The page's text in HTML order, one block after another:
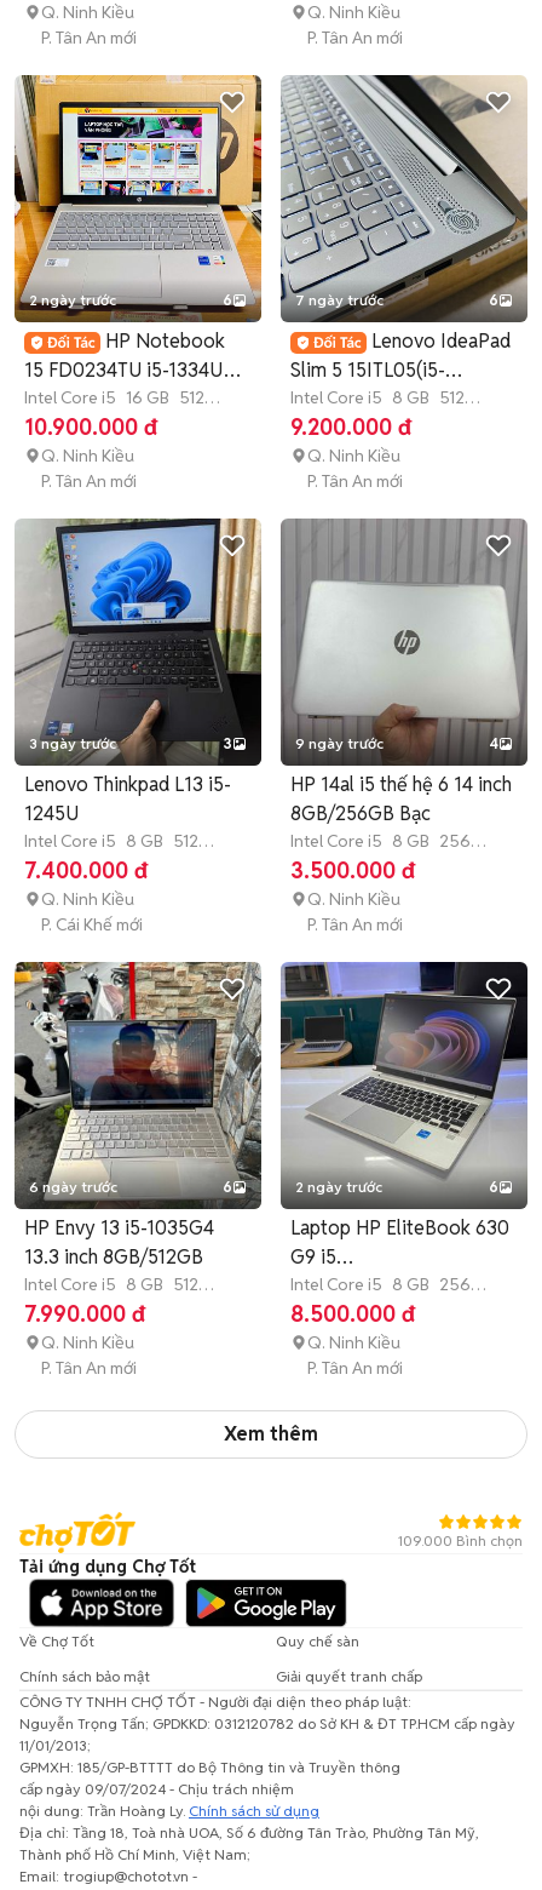
Q. Ninh Kiều
P. Tân An mới
Q. Ninh Kiều
P. Tân An mới
2 ngày trước 6
HP Notebook
15 FD0234TU i5-1334U
16GB/512GB Win11
Intel Core i5 16 GB 512
GB SSD
10.900.000 đ
Q. Ninh Kiều
P. Tân An mới
7 ngày trước 6
Lenovo IdeaPad
Slim 5 15ITL05(i5-
1135G7-8GB-512GB)
Intel Core i5 8 GB 512
GB SSD
9.200.000 đ
Q. Ninh Kiều
P. Tân An mới
3 ngày trước 3
Lenovo Thinkpad L13 i5-
1245U
Intel Core i5 8 GB 512
GB SSD
7.400.000 đ
Q. Ninh Kiều
P. Cái Khế mới
9 ngày trước 4
HP 14al i5 thế hệ 6 14 inch
8GB/256GB Bạc
Intel Core i5 8 GB 256
GB SSD
3.500.000 đ
Q. Ninh Kiều
P. Tân An mới
6 ngày trước 6
HP Envy 13 i5-1035G4
13.3 inch 8GB/512GB
Intel Core i5 8 GB 512
GB SSD
7.990.000 đ
Q. Ninh Kiều
P. Tân An mới
2 ngày trước 6
Laptop HP EliteBook 630
G9 i5
1235U/8GB/256GB/99%
Intel Core i5 8 GB 256
GB SSD
8.500.000 đ
Q. Ninh Kiều
P. Tân An mới
Xem thêm
109.000 Bình chọn
Tải ứng dụng Chợ Tốt
Về Chợ Tốt
Quy chế sàn
Chính sách bảo mật
Giải quyết tranh chấp
CÔNG TY TNHH CHỢ TỐT - Người đại diện theo pháp luật:
Nguyễn Trọng Tấn; GPDKKD: 0312120782 do Sở KH & ĐT TP.HCM cấp ngày
11/01/2013;
GPMXH: 185/GP-BTTTT do Bộ Thông tin và Truyền thông
cấp ngày 09/07/2024 - Chịu trách nhiệm
nội dung: Trần Hoàng Ly. Chính sách sử dụng
Địa chỉ: Tầng 18, Toà nhà UOA, Số 6 đường Tân Trào, Phường Tân Mỹ,
Thành phố Hồ Chí Minh, Việt Nam;
Email: trogiup@chotot.vn -